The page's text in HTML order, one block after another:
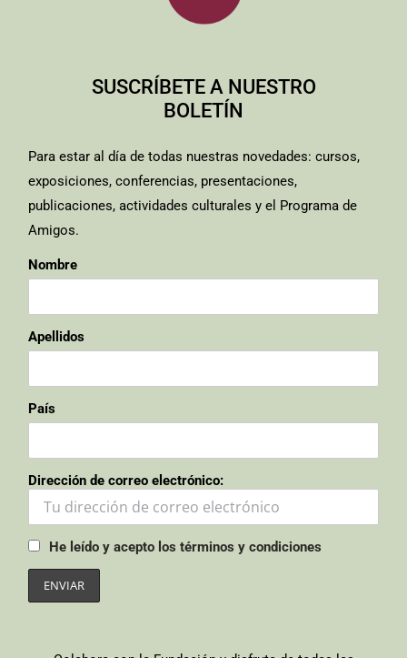
SUSCRÍBETE A NUESTRO
BOLETÍN
Para estar al día de todas nuestras novedades: cursos,
exposiciones, conferencias, presentaciones,
publicaciones, actividades culturales y el Programa de
Amigos.
Nombre
Apellidos
País
Dirección de correo electrónico:
He leído y acepto los términos y condiciones